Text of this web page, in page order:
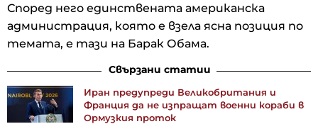
Според него единствената американска
администрация, която е взела ясна позиция по
темата, е тази на Барак Обама.
Свързани статии
Иран предупреди Великобритания и
Франция да не изпращат военни кораби в
Ормузкия проток